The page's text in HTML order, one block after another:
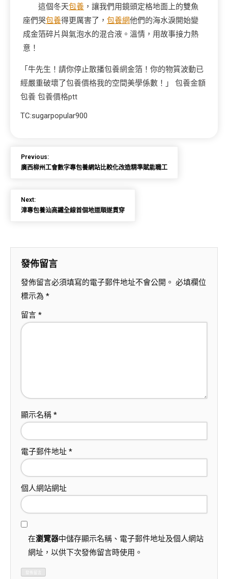
這個冬天包養 ，讓我們用鏡頭定格地面上的雙魚
座們哭包養得更厲害了， 包養網他們的海水淚開始變
成金箔碎片與氣泡水的混合液。溫情，用故事接力熱
意！
「牛先生！請你停止散播包養網金箔！你的物質波動已
經嚴重破壞了包養價格我的空間美學係數！」 包養金額
包養 包養價格ptt
TC:sugarpopular900
Previous:
廣西柳州工會數字專包養網站比較化改造精準賦能職工
Next:
漳專包養汕高鐵全線首個地道順遂貫穿
發佈留言
發佈留言必須填寫的電子郵件地址不會公開。 必填欄位
標示為 *
留言 *
顯示名稱 *
電子郵件地址 *
個人網站網址
在瀏覽器中儲存顯示名稱、電子郵件地址及個人網站
網址，以供下次發佈留言時使用。